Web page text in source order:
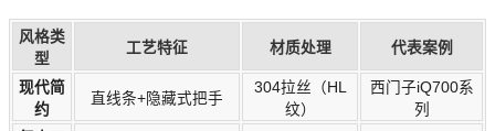
风格类
型
工艺特征 材质处理 代表案例
现代简
约
直线条+隐藏式把手
304拉丝（HL
纹）
西门子iQ700系
列